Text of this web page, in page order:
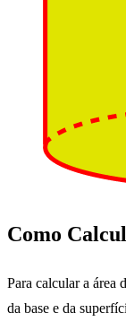
Como
Para calcular a área
da base e da